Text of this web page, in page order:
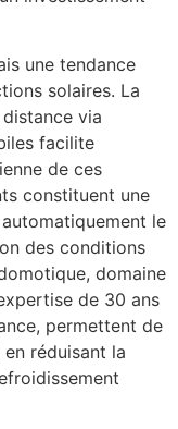
une tendance
solaires. La
via
facilite
de ces
constituent une
le
des conditions
domaine
de 30 ans
permettent de
réduisant la